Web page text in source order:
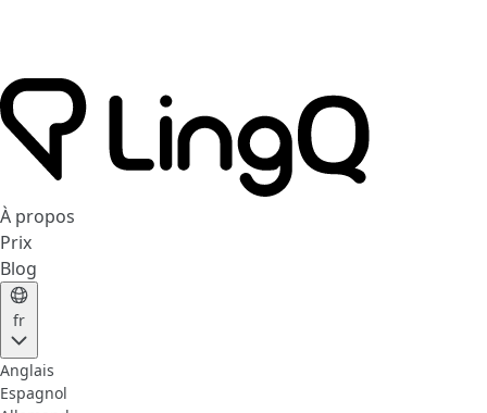
À propos
Prix
Blog
fr
Anglais
Espagnol